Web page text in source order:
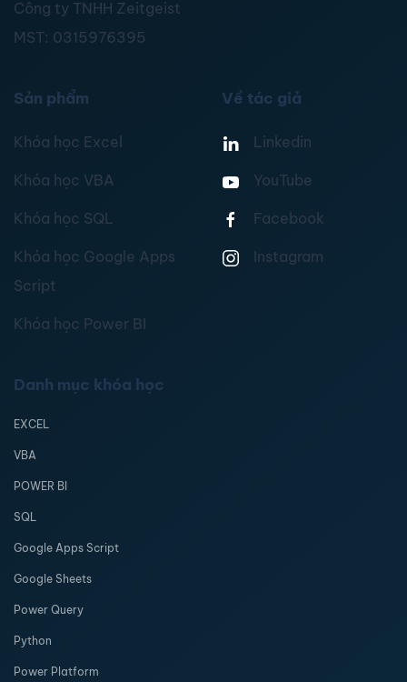
Công ty TNHH Zeitgeist
MST: 0315976395
Sản phẩm
Khóa học Excel
Khóa học VBA
Khóa học SQL
Khóa học Google Apps
Script
Khóa học Power BI
Về tác giả
Linkedin
YouTube
Facebook
Instagram
Danh mục khóa học
EXCEL
VBA
POWER BI
SQL
Google Apps Script
Google Sheets
Power Query
Python
Power Platform